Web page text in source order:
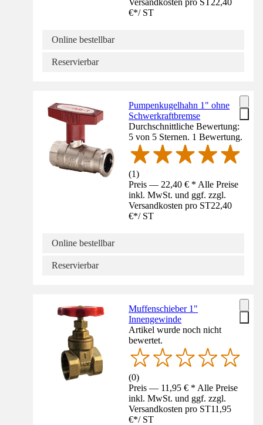
Versandkosten pro ST 22,40
€*/ ST
Online bestellbar
Reservierbar
Pumpenkugelhahn 1" ohne
Schwerkraftbremse
Durchschnittliche Bewertung:
5 von 5 Sternen. 1 Bewertung.
(1)
Preis — 22,40 € * Alle Preise
inkl. MwSt. und ggf. zzgl.
Versandkosten pro ST22,40
€*/ ST
Online bestellbar
Reservierbar
Muffenschieber 1"
Innengewinde
Artikel wurde noch nicht
bewertet.
(0)
Preis — 11,95 € * Alle Preise
inkl. MwSt. und ggf. zzgl.
Versandkosten pro ST11,95
€*/ ST